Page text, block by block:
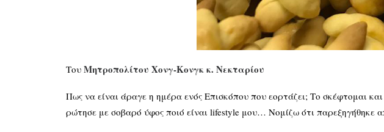
Του Μητροπολίτου Χονγ-Κονγκ κ. Νεκταρίου
Πως να είναι άραγε η ημέρα ενός Επισκόπου που εορτάζει; Το σκέφτομαι
ρώτησε με σοβαρό ύφος ποιό είναι lifestyle μου… Νομίζω ότι παρεξηγήθηκε